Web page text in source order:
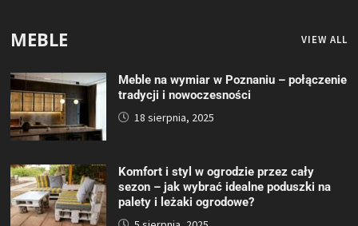
MEBLE VIEW ALL
Meble na wymiar w Poznaniu – połączenie
tradycji i nowoczesności
18 sierpnia, 2025
Komfort i styl w ogrodzie przez cały
sezon – jak wybrać idealne poduszki na
palety i leżaki ogrodowe?